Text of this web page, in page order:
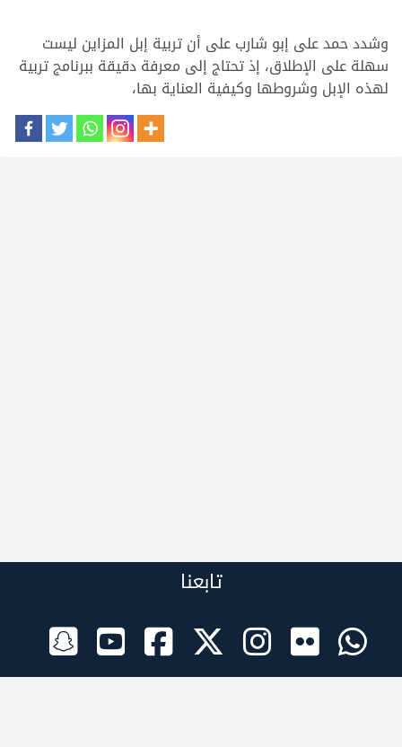
وشدد حمد على إبو شارب على أن تربية إبل المزاين ليست
سهلة على الإطلاق، إذ تحتاج إلى معرفة دقيقة ببرنامج تربية
لهذه الإبل وشروطها وكيفية العناية بها،
تابعنا